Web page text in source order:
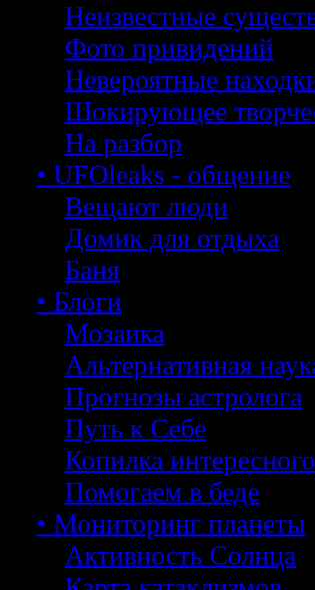
Неизвестные
Фото привидений
Невероятные
Шокирующее
На разбор
• UFOleaks - общение
Вещают люди
Домик для отдыха
Баня
• Блоги
Мозаика
Альтернативная
Прогнозы астролога
Путь к Себе
Копилка интересного
Помогаем в беде
• Мониторинг планеты
Активность Солнца